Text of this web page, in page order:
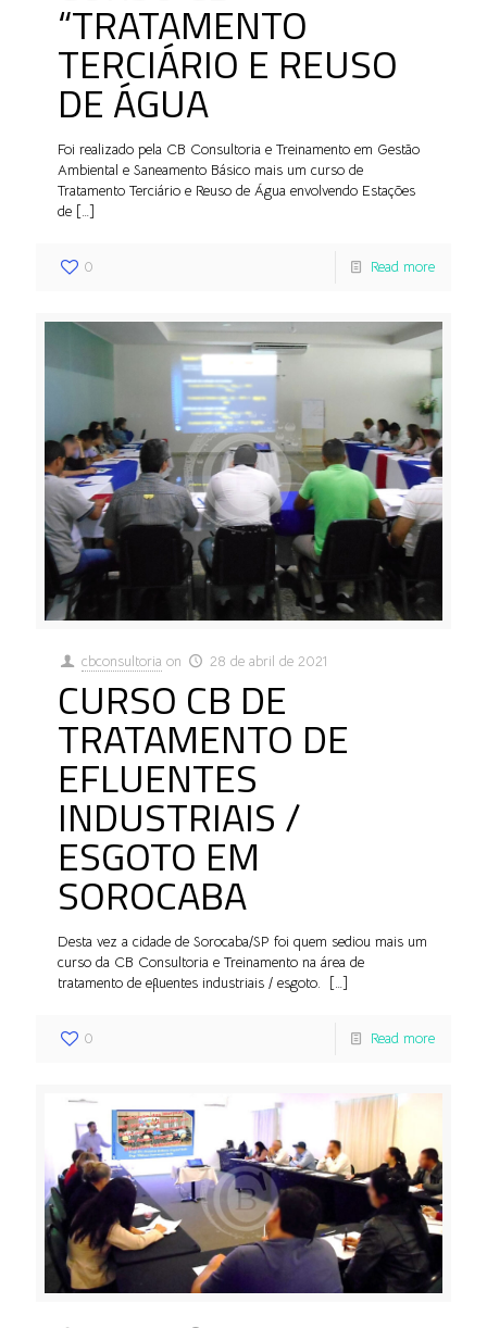
“TRATAMENTO
TERCIÁRIO E REUSO
DE ÁGUA
Foi realizado pela CB Consultoria e Treinamento em Gestão
Ambiental e Saneamento Básico mais um curso de
Tratamento Terciário e Reuso de Água envolvendo Estações
de […]
0 Read more
cbconsultoria on 28 de abril de 2021
CURSO CB DE
TRATAMENTO DE
EFLUENTES
INDUSTRIAIS /
ESGOTO EM
SOROCABA
Desta vez a cidade de Sorocaba/SP foi quem sediou mais um
curso da CB Consultoria e Treinamento na área de
tratamento de efluentes industriais / esgoto.
[…]
0 Read more